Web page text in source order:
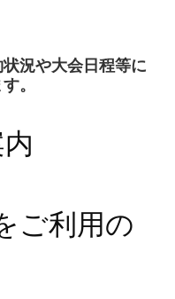
況や大会日程等に
。
ご利用の